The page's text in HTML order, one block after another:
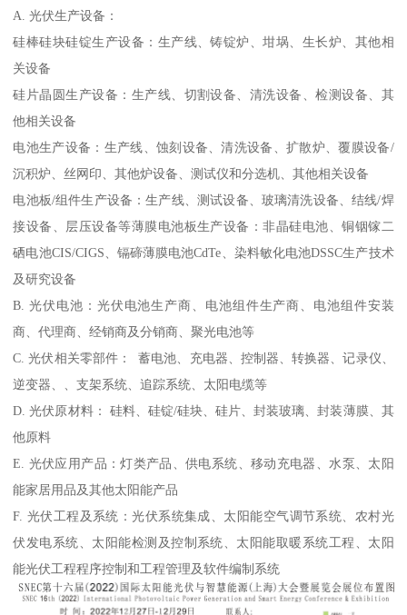
A. 光伏生产设备：
硅棒硅块硅锭生产设备：生产线、铸锭炉、坩埚、生长炉、其他相
关设备
硅片晶圆生产设备：生产线、切割设备、清洗设备、检测设备、其
他相关设备
电池生产设备：生产线、蚀刻设备、清洗设备、扩散炉、覆膜设备/
沉积炉、丝网印、其他炉设备、测试仪和分选机、其他相关设备
电池板/组件生产设备：生产线、测试设备、玻璃清洗设备、结线/焊
接设备、层压设备等薄膜电池板生产设备：非晶硅电池、铜铟镓二
硒电池CIS/CIGS、镉碲薄膜电池CdTe、染料敏化电池DSSC生产技术
及研究设备
B. 光伏电池：光伏电池生产商、电池组件生产商、电池组件安装
商、代理商、经销商及分销商、聚光电池等
C. 光伏相关零部件： 蓄电池、充电器、控制器、转换器、记录仪、
逆变器、、支架系统、追踪系统、太阳电缆等
D. 光伏原材料： 硅料、硅锭/硅块、硅片、封装玻璃、封装薄膜、其
他原料
E. 光伏应用产品：灯类产品、供电系统、移动充电器、水泵、太阳
能家居用品及其他太阳能产品
F. 光伏工程及系统：光伏系统集成、太阳能空气调节系统、农村光
伏发电系统、太阳能检测及控制系统、太阳能取暖系统工程、太阳
能光伏工程程序控制和工程管理及软件编制系统